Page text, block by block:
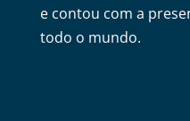
e contou com a
todo o mundo.